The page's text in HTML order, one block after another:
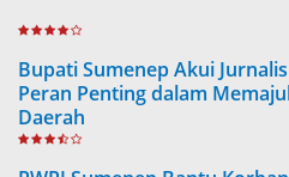
Bupati Sumenep Akui
Peran Penting dalam
Daerah